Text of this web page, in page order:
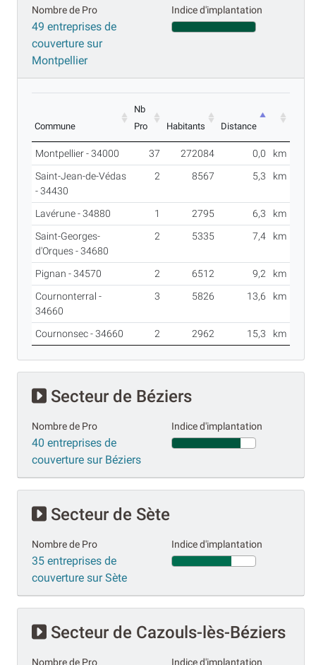
Nombre de Pro
49 entreprises de
couverture sur
Montpellier
Indice d'implantation
Commune
Nb
Pro
Habitants Distance
Montpellier - 34000 37 272084 0,0
km
Saint-Jean-de-Védas
- 34430
2 8567 5,3 km
Lavérune - 34880 1 2795 6,3
km
Saint-Georges-
d'Orques - 34680
2 5335 7,4 km
Pignan - 34570 2 6512 9,2
km
Cournonterral -
34660
3 5826 13,6 km
Cournonsec - 34660 2 2962 15,3 km
Secteur de Béziers
Nombre de Pro
40 entreprises de
couverture sur Béziers
Indice d'implantation
Secteur de Sète
Nombre de Pro
35 entreprises de
couverture sur Sète
Indice d'implantation
Secteur de Cazouls-lès-Béziers
Nombre de Pro Indice d'implantation